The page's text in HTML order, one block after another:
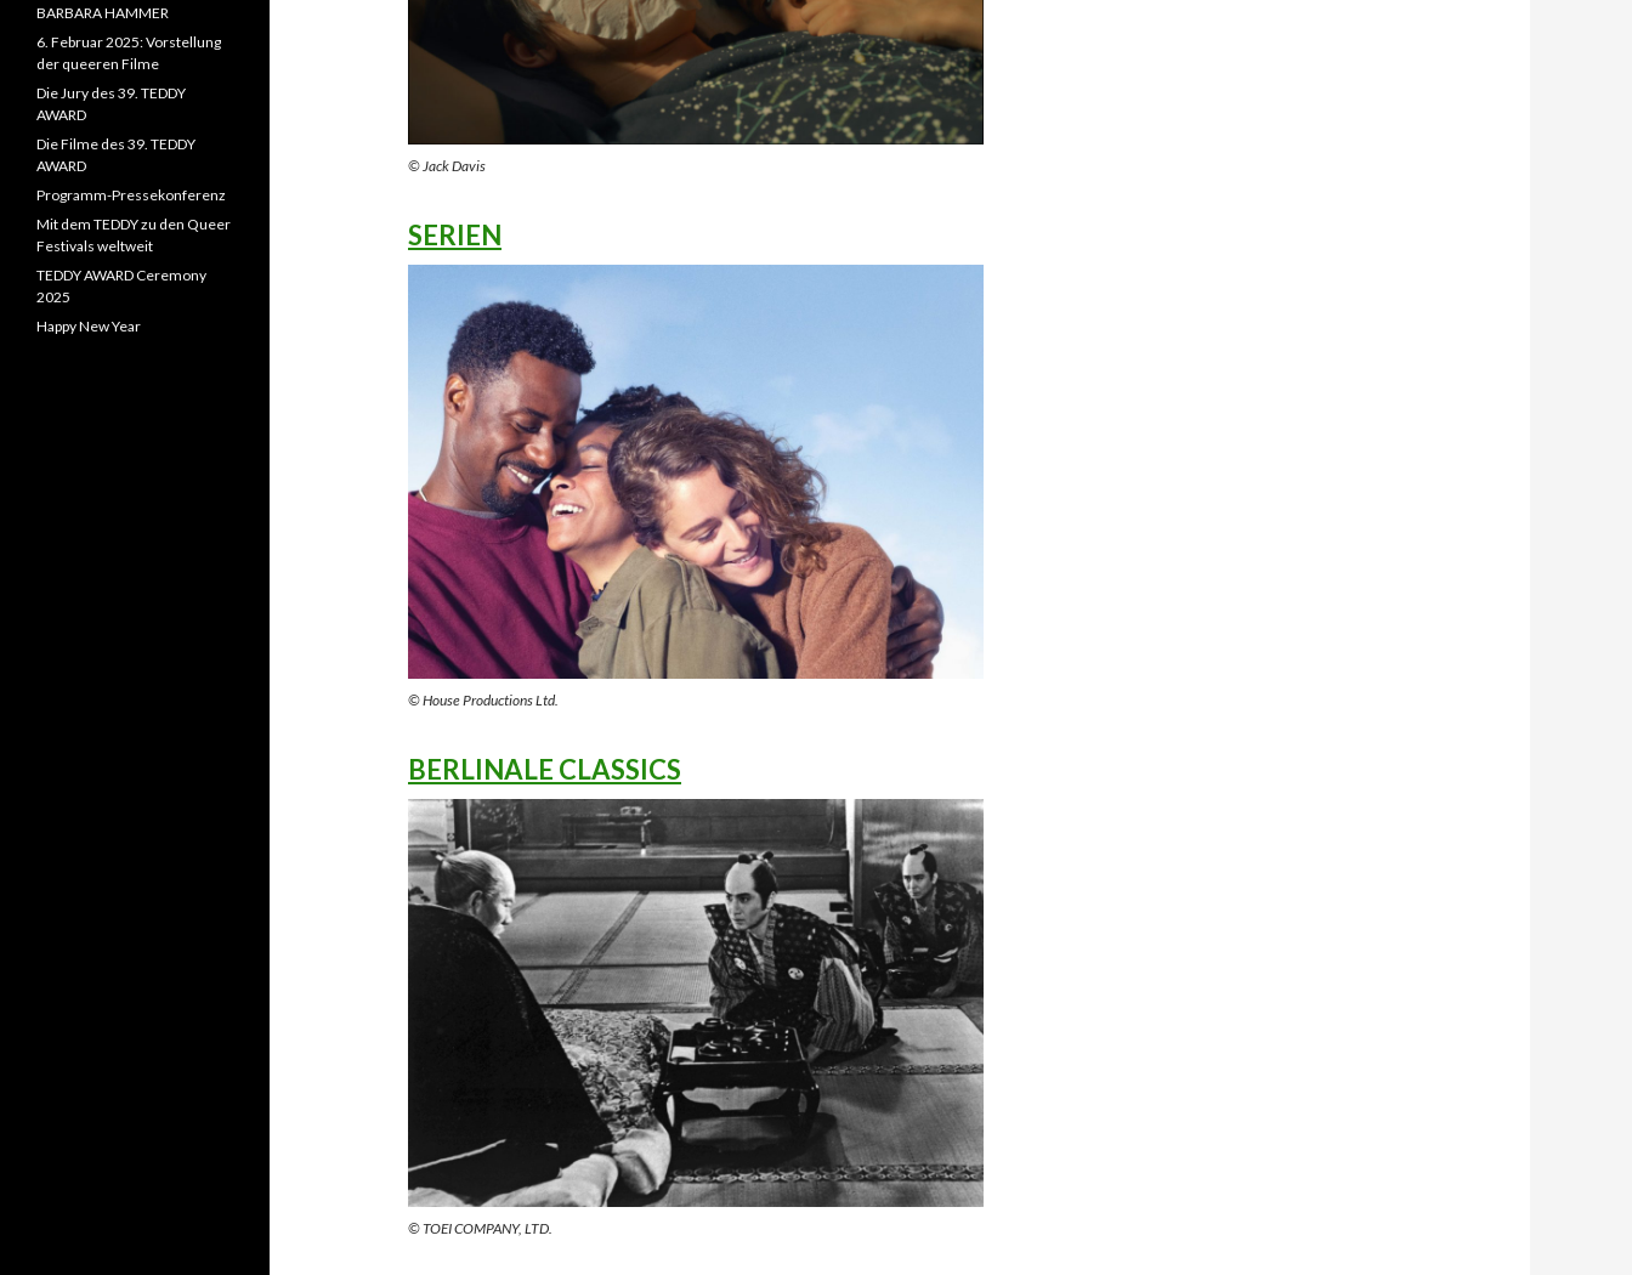
© Jack Davis
SERIEN
© House Productions Ltd.
BERLINALE CLASSICS
© TOEI COMPANY, LTD.
BARBARA HAMMER
6. Februar 2025: Vorstellung
der queeren Filme
Die Jury des 39. TEDDY
AWARD
Die Filme des 39. TEDDY
AWARD
Programm-Pressekonferenz
Mit dem TEDDY zu den Queer
Festivals weltweit
TEDDY AWARD Ceremony
2025
Happy New Year